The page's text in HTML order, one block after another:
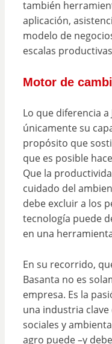
también
aplicación,
modelo de
escalas
Motor de
Lo que diferencia a
únicamente su
propósito que
que es posible
Que la
cuidado del
debe excluir a los
tecnología puede
en una
En su recorrido,
Basanta no es
empresa. Es la
una industria
sociales y
agro puede –y